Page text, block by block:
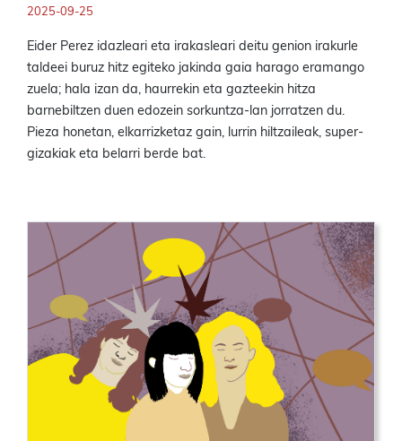
2025-09-25
Eider Perez idazleari eta irakasleari deitu genion irakurle
taldeei buruz hitz egiteko jakinda gaia harago eramango
zuela; hala izan da, haurrekin eta gazteekin hitza
barnebiltzen duen edozein sorkuntza-lan jorratzen du.
Pieza honetan, elkarrizketaz gain, lurrin hiltzaileak, super-
gizakiak eta belarri berde bat.